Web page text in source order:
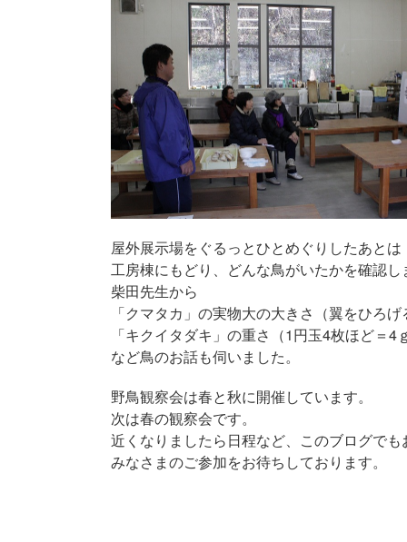
屋外展示場をぐるっとひとめぐりしたあとは
工房棟にもどり、どんな鳥がいたかを確認し
柴田先生から
「クマタカ」の実物大の大きさ（翼をひろ
「キクイタダキ」の重さ（1円玉4枚ほど＝4
など鳥のお話も伺いました。
野鳥観察会は春と秋に開催しています。
次は春の観察会です。
近くなりましたら日程など、このブログで
みなさまのご参加をお待ちしております。